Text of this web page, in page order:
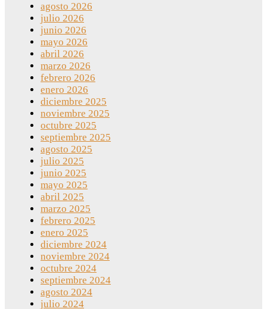
agosto 2026
julio 2026
junio 2026
mayo 2026
abril 2026
marzo 2026
febrero 2026
enero 2026
diciembre 2025
noviembre 2025
octubre 2025
septiembre 2025
agosto 2025
julio 2025
junio 2025
mayo 2025
abril 2025
marzo 2025
febrero 2025
enero 2025
diciembre 2024
noviembre 2024
octubre 2024
septiembre 2024
agosto 2024
julio 2024